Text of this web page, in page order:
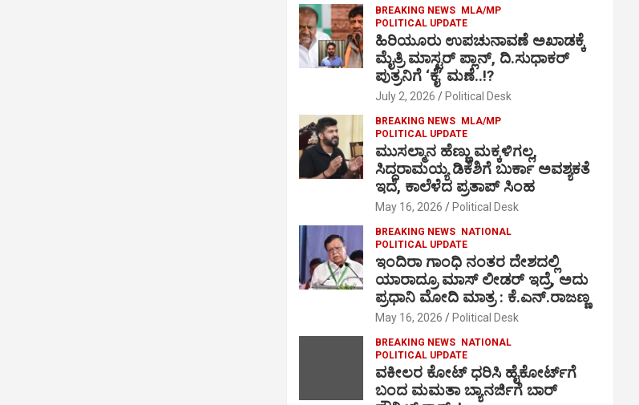
BREAKING NEWS
MLA/MP
POLITICAL UPDATE
ಹಿರಿಯೂರು ಉಪಚುನಾವಣೆ ಅಖಾಡಕ್ಕೆ
ಮೈತ್ರಿ ಮಾಸ್ಟರ್ ಪ್ಲಾನ್, ದಿ.ಸುಧಾಕರ್
ಪುತ್ರನಿಗೆ ‘ಕೈ’ ಮಣೆ..!?
July 2, 2026 Political Desk
BREAKING NEWS
MLA/MP
POLITICAL UPDATE
ಮುಸಲ್ಮಾನ ಹೆಣ್ಣು ಮಕ್ಕಳಿಗಲ್ಲ,
ಸಿದ್ದರಾಮಯ್ಯ ಡಿಕೆಶಿಗೆ ಬುರ್ಕಾ ಅವಶ್ಯಕತೆ
ಇದೆ, ಕಾಲೆಳೆದ ಪ್ರತಾಪ್ ಸಿಂಹ
May 16, 2026 Political Desk
BREAKING NEWS
NATIONAL
POLITICAL UPDATE
ಇಂದಿರಾ ಗಾಂಧಿ ನಂತರ ದೇಶದಲ್ಲಿ
ಯಾರಾದ್ರೂ ಮಾಸ್ ಲೀಡರ್ ಇದ್ರೆ, ಅದು
ಪ್ರಧಾನಿ ಮೋದಿ ಮಾತ್ರ : ಕೆ.ಎನ್.ರಾಜಣ್ಣ
May 16, 2026 Political Desk
BREAKING NEWS
NATIONAL
POLITICAL UPDATE
ವಕೀಲರ ಕೋಟ್ ಧರಿಸಿ ಹೈಕೋರ್ಟ್​ಗೆ
ಬಂದ ಮಮತಾ ಬ್ಯಾನರ್ಜಿಗೆ ಬಾರ್